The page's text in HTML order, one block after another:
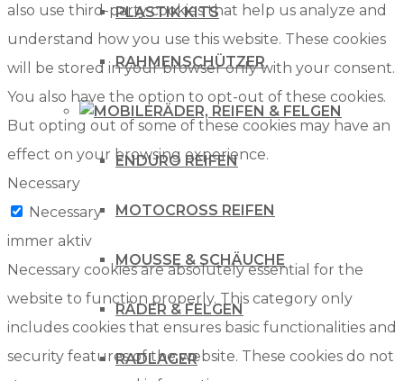
PLASTIK KITS
RAHMENSCHÜTZER
RÄDER, REIFEN & FELGEN
ENDURO REIFEN
MOTOCROSS REIFEN
MOUSSE & SCHÄUCHE
RÄDER & FELGEN
RADLAGER
also use third-party cookies that help us analyze and
understand how you use this website. These cookies
will be stored in your browser only with your consent.
You also have the option to opt-out of these cookies.
But opting out of some of these cookies may have an
effect on your browsing experience.
Necessary
Necessary
immer aktiv
Necessary cookies are absolutely essential for the
website to function properly. This category only
includes cookies that ensures basic functionalities and
security features of the website. These cookies do not